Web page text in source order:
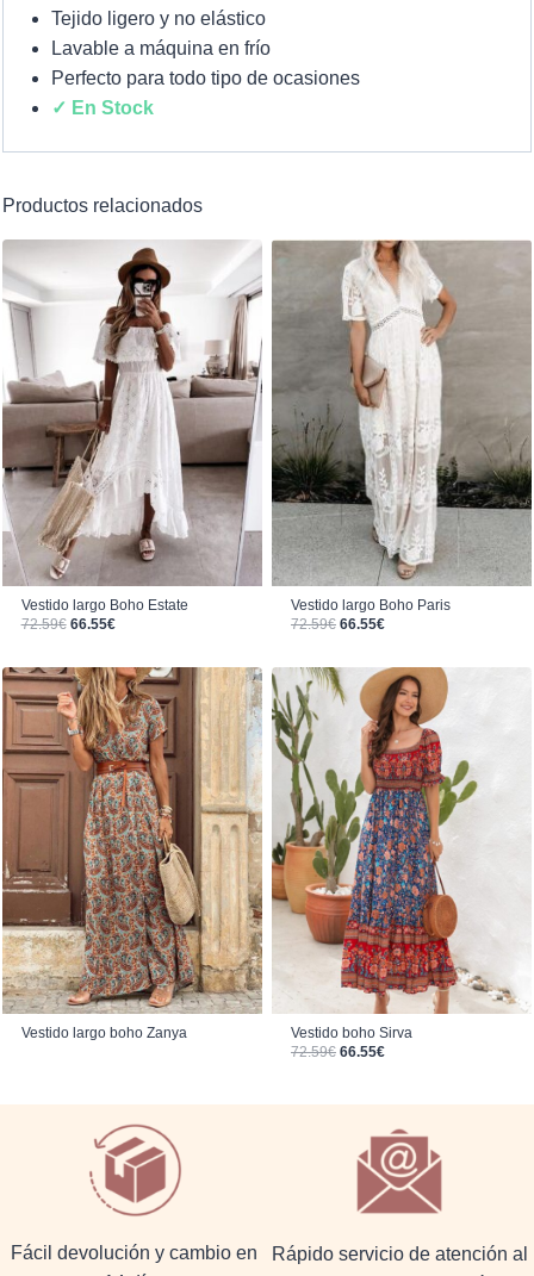
Tejido ligero y no elástico
Lavable a máquina en frío
Perfecto para todo tipo de ocasiones
✓ En Stock
Productos relacionados
Vestido largo Boho Estate
72.59€ El precio original era: 72.59€.
66.55€El precio actual es: 66.55€.
Vestido largo Boho Paris
72.59€ El precio original era: 72.59€.
66.55€El precio actual es: 66.55€.
Vestido largo boho Zanya
Vestido boho Sirva
72.59€ El precio original era: 72.59€.
66.55€El precio actual es: 66.55€.
Fácil devolución y cambio en
Rápido servicio de atención al